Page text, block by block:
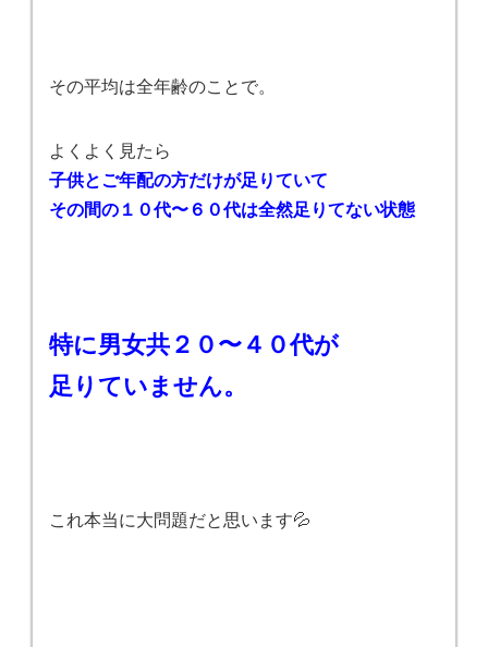
その平均は全年齢のことで。
よくよく見たら
子供とご年配の方だけが足りていて
その間の１０代〜６０代は全然足りてない状態
特に男女共２０〜４０代が
足りていません。
これ本当に大問題だと思います💦